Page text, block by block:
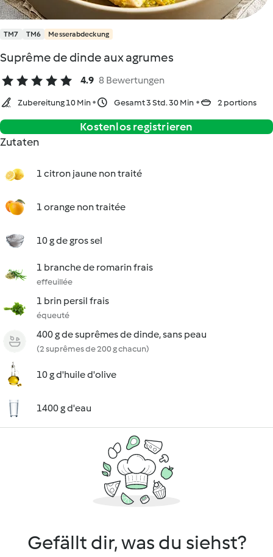
TM7 TM6 Messerabdeckung
Suprême de dinde aux agrumes
4.9 8 Bewertungen
Zubereitung 10 Min Gesamt 3 Std. 30 Min 2 portions
Kostenlos registrieren
Zutaten
1 citron jaune non traité
1 orange non traitée
10 g de gros sel
1 branche de romarin frais
effeuillée
1 brin persil frais
équeuté
400 g de suprêmes de dinde, sans peau
(2 suprêmes de 200 g chacun)
10 g d'huile d'olive
1400 g d'eau
Gefällt dir, was du siehst?